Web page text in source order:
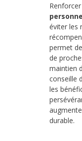
éviter les
permet
de
maintien
conseille
les
durable.